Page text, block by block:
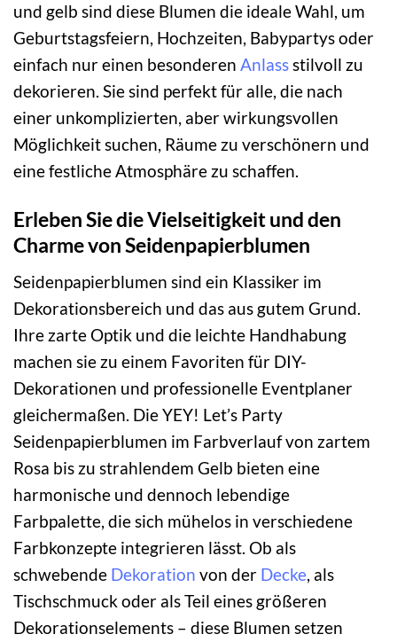
und gelb sind diese Blumen die ideale Wahl, um
Geburtstagsfeiern, Hochzeiten, Babypartys oder
einfach nur einen besonderen Anlassstilvoll zu
dekorieren. Sie sind perfekt für alle, die nach
einer unkomplizierten, aber wirkungsvollen
Möglichkeit suchen, Räume zu verschönern und
eine festliche Atmosphäre zu schaffen.
Erleben Sie die Vielseitigkeit und den
Charme von Seidenpapierblumen
Seidenpapierblumen sind ein Klassiker im
Dekorationsbereich und das aus gutem Grund.
Ihre zarte Optik und die leichte Handhabung
machen sie zu einem Favoriten für DIY-
Dekorationen und professionelle Eventplaner
gleichermaßen. Die YEY! Let’s Party
Seidenpapierblumen im Farbverlauf von zartem
Rosa bis zu strahlendem Gelb bieten eine
harmonische und dennoch lebendige
Farbpalette, die sich mühelos in verschiedene
Farbkonzepte integrieren lässt. Ob als
schwebende Dekoration von der Decke , als
Tischschmuck oder als Teil eines größeren
Dekorationselements – diese Blumen setzen